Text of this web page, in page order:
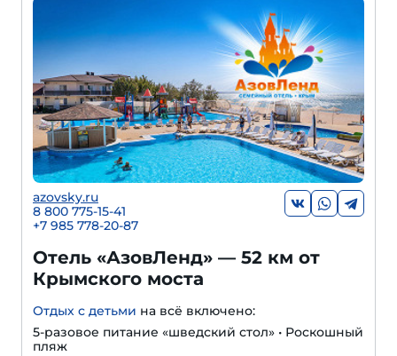
azovsky.ru
8 800 775-15-41
+7 985 778-20-87
Отель «АзовЛенд» — 52 км от
Крымского моста
Отдых с детьми на всё включено:
5-разовое питание «шведский стол» • Роскошный
пляж